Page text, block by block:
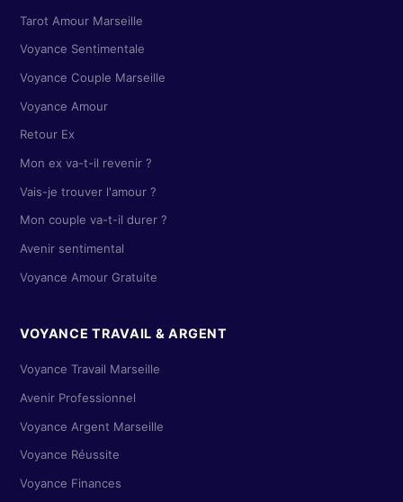
Tarot Amour Marseille
Voyance Sentimentale
Voyance Couple Marseille
Voyance Amour
Retour Ex
Mon ex va-t-il revenir ?
Vais-je trouver l'amour ?
Mon couple va-t-il durer ?
Avenir sentimental
Voyance Amour Gratuite
VOYANCE TRAVAIL & ARGENT
Voyance Travail Marseille
Avenir Professionnel
Voyance Argent Marseille
Voyance Réussite
Voyance Finances